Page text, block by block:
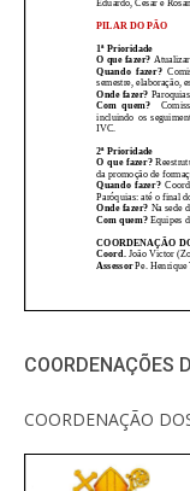
COORDENAÇÕES
COORDENAÇÃO